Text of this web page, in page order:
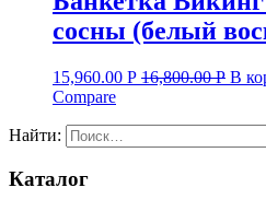
сосны (белый
15,960.00 Р 16,800.00Р В
Compare
Найти:
Каталог